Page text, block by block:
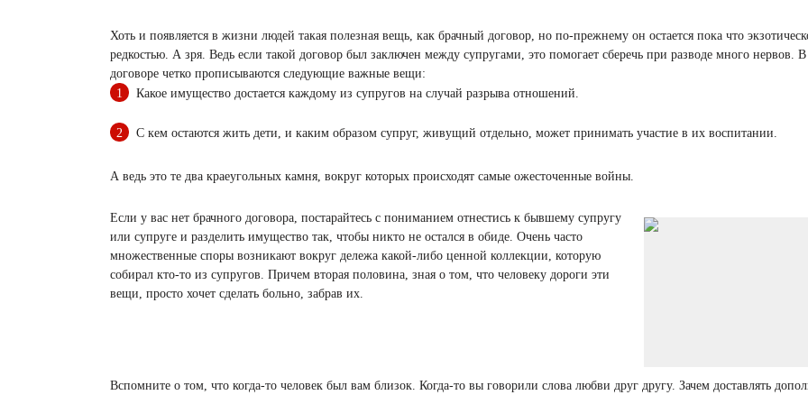
Хоть и появляется в жизни людей такая полезная вещь, как брачный договор, но по-прежнему он остается пока что
редкостью. А зря. Ведь если такой договор был заключен между супругами, это помогает сберечь при разводе много нервов.
договоре четко прописываются следующие важные вещи:
Какое имущество достается каждому из супругов на случай разрыва отношений.
С кем остаются жить дети, и каким образом супруг, живущий отдельно, может принимать участие в их воспитании.
А ведь это те два краеугольных камня, вокруг которых происходят самые ожесточенные войны.
Если у вас нет брачного договора, постарайтесь с пониманием отнестись к бывшему супругу
или супруге и разделить имущество так, чтобы никто не остался в обиде. Очень часто
множественные споры возникают вокруг дележа какой-либо ценной коллекции, которую
собирал кто-то из супругов. Причем вторая половина, зная о том, что человеку дороги эти
вещи, просто хочет сделать больно, забрав их.
Вспомните о том, что когда-то человек был вам близок. Когда-то вы говорили слова любви друг другу. Зачем доставлять